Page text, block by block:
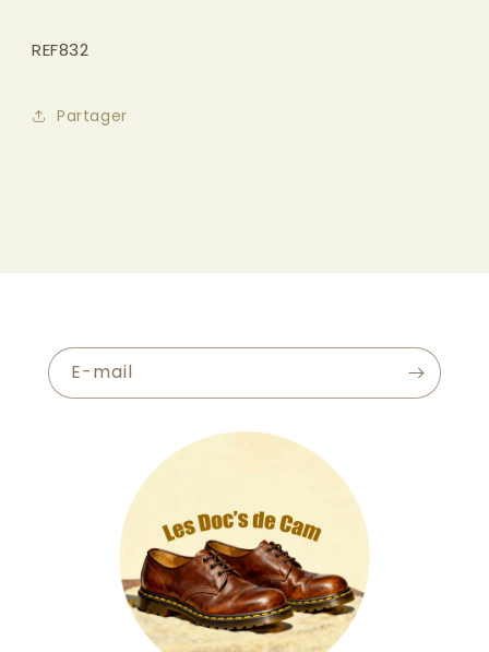
REF832
Partager
E-mail